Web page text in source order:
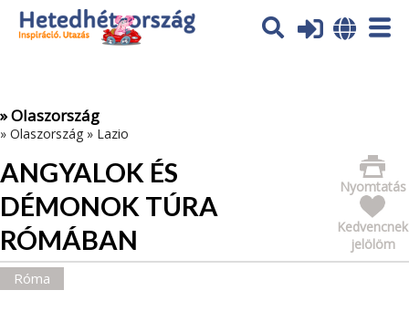
Az oldal sütiket (cookies) használ. További tájékoztatás itt:
Adatvédelmi tájékoztató
» Olaszország
» Olaszország » Lazio
ANGYALOK ÉS
DÉMONOK TÚRA
RÓMÁBAN
Nyomtatás
Kedvencnek
jelölöm
Róma